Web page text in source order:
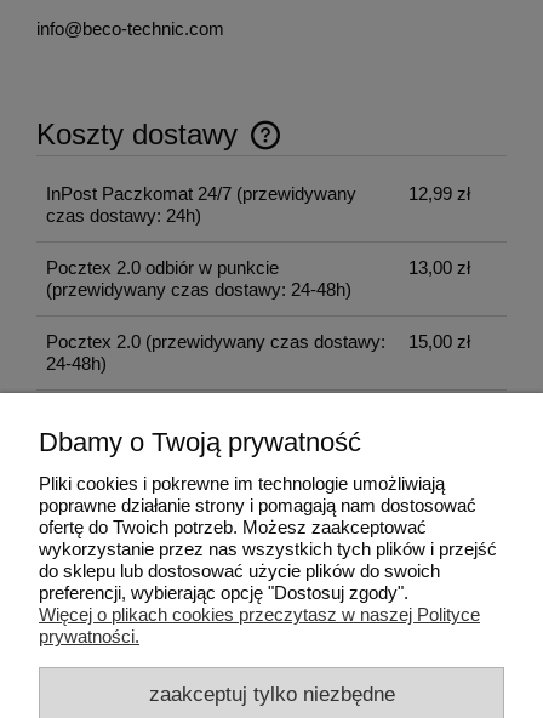
info@beco-technic.com
Koszty dostawy
Cena nie zawiera ewentualnych kosztów płatności
InPost Paczkomat 24/7(przewidywany
czas dostawy: 24h)
12,99 zł
Pocztex 2.0 odbiór w punkcie
(przewidywany czas dostawy: 24-48h)
13,00 zł
Pocztex 2.0(przewidywany czas dostawy:
24-48h)
15,00 zł
dostawy: 24h)
odbiór osobisty(odbiór w siedzibie firmy) 0,00 zł
Pomoc
Płatności i dostawa
Dbamy o Twoją prywatność
Pliki cookies i pokrewne im technologie umożliwiają
poprawne działanie strony i pomagają nam dostosować
ofertę do Twoich potrzeb. Możesz zaakceptować
wykorzystanie przez nas wszystkich tych plików i przejść
do sklepu lub dostosować użycie plików do swoich
preferencji, wybierając opcję "Dostosuj zgody".
Więcej o plikach cookies przeczytasz w naszej Polityce
prywatności.
zaakceptuj tylko niezbędne